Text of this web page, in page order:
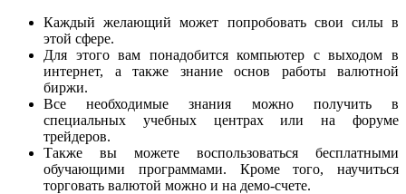
Каждый желающий может попробовать свои силы в
этой сфере.
Для этого вам понадобится компьютер с выходом в
интернет, а также знание основ работы валютной
биржи.
Все необходимые знания можно получить в
специальных учебных центрах или на форуме
трейдеров.
Также вы можете воспользоваться бесплатными
обучающими программами. Кроме того, научиться
торговать валютой можно и на демо-счете.